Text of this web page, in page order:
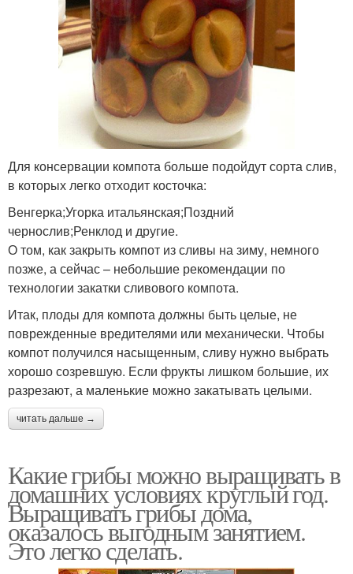
Для консервации компота больше подойдут сорта слив,
в которых легко отходит косточка:
Венгерка;Угорка итальянская;Поздний
чернослив;Ренклод и другие.
О том, как закрыть компот из сливы на зиму, немного
позже, а сейчас – небольшие рекомендации по
технологии закатки сливового компота.
Итак, плоды для компота должны быть целые, не
поврежденные вредителями или механически. Чтобы
компот получился насыщенным, сливу нужно выбрать
хорошо созревшую. Если фрукты лишком большие, их
разрезают, а маленькие можно закатывать целыми.
читать дальше →
Какие грибы можно выращивать в
домашних условиях круглый год.
Выращивать грибы дома,
оказалось выгодным занятием.
Это легко сделать.